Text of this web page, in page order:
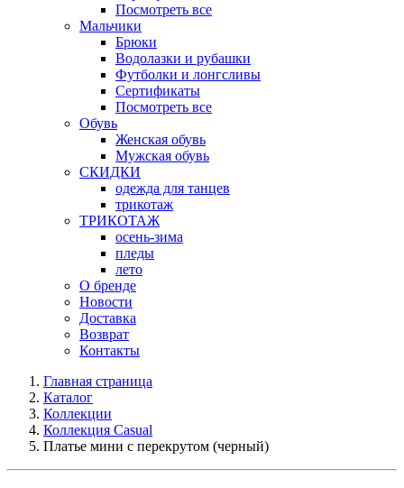
Посмотреть все
Мальчики
Брюки
Водолазки и рубашки
Футболки и лонгсливы
Сертификаты
Посмотреть все
Обувь
Женская обувь
Мужская обувь
СКИДКИ
одежда для танцев
трикотаж
ТРИКОТАЖ
осень-зима
пледы
лето
О бренде
Новости
Доставка
Возврат
Контакты
Главная страница
Каталог
Коллекции
Коллекция Casual
Платье мини с перекрутом (черный)